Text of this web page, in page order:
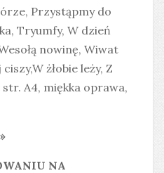
Przystąpmy do
Tryumfy, W dzień
nowinę, Wiwat
żłobie leży, Z
A4, miękka oprawa,
NA